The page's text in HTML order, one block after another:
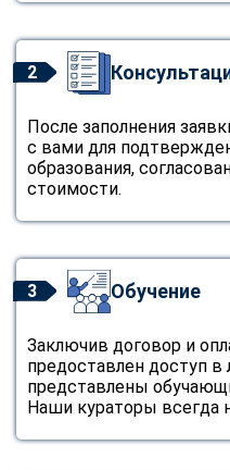
2
После заполнения
с вами для
образования,
стоимости.
3 Обучение
Заключив договор и
предоставлен доступ в
представлены
Наши кураторы всегда